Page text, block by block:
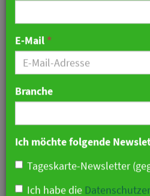
Rund 8,5
Motel One
Mitarbeitern
23. Januar 2023 09:53 Uhr|
E-Mail*
Ich möchte folgende
Tageskarte-Newsletter